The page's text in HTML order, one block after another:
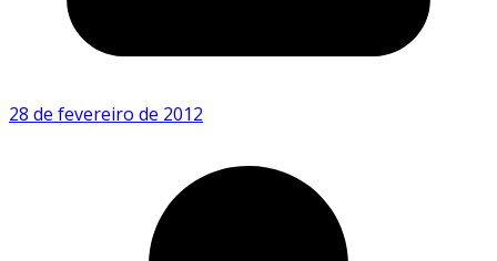
28 de fevereiro de 2012